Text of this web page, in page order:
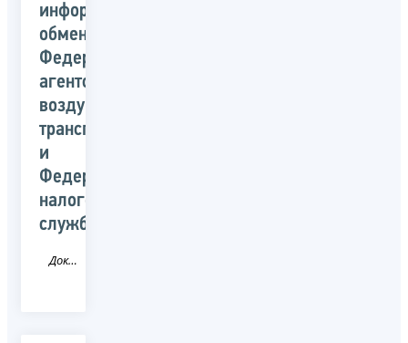
информационном
обмене
Федерального
агентства
воздушного
транспорта
и
Федеральной
налоговой
службы
Документ